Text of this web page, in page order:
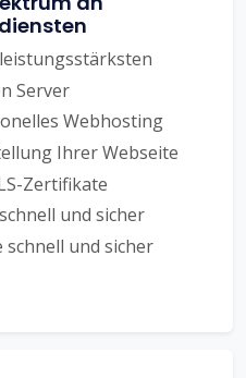
Server
Webhosting
Ihrer Webseite
Zertifikate
und sicher
und sicher